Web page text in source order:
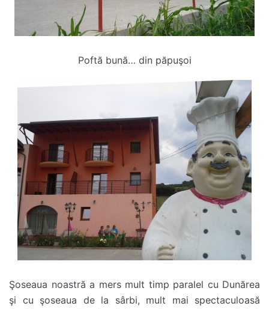
Poftă bună… din păpuşoi
Şoseaua noastră a mers mult timp paralel cu Dunărea
şi cu şoseaua de la sârbi, mult mai spectaculoasă